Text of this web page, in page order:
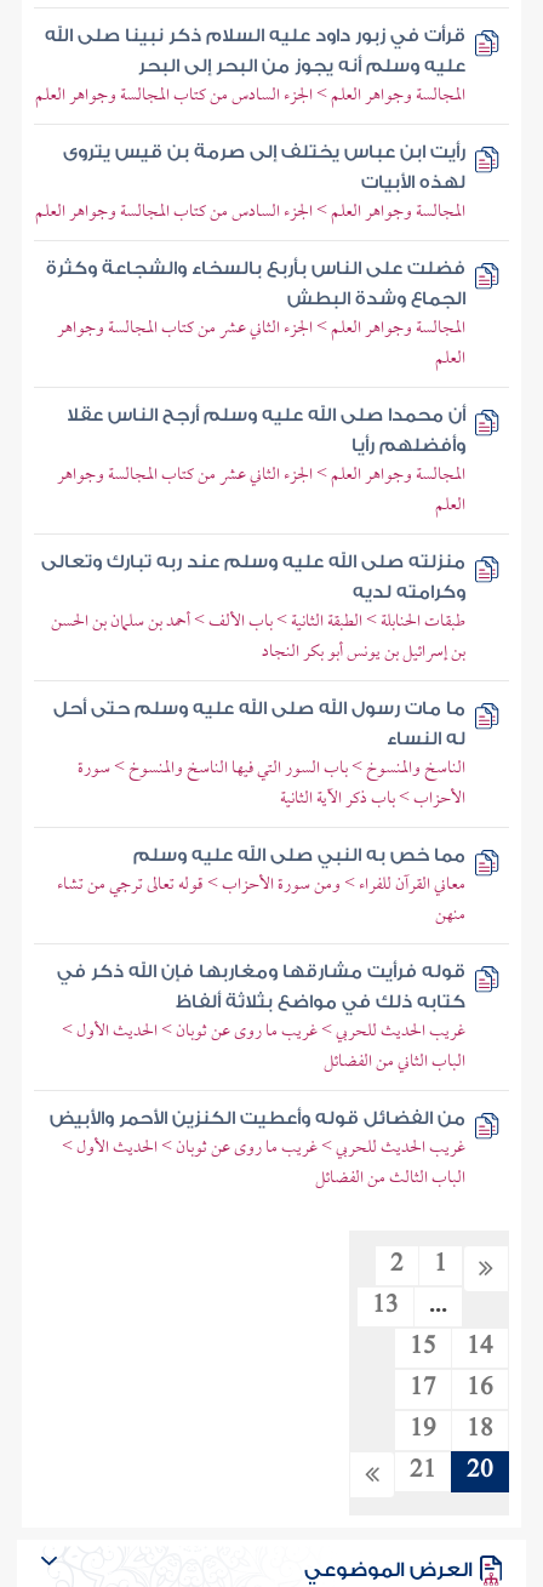
قرأت في زبور داود عليه السلام ذكر نبينا صلى الله
عليه وسلم أنه يجوز من البحر إلى البحر
المجالسة وجواهر العلم > الجزء السادس من كتاب المجالسة وجواهر العلم
رأيت ابن عباس يختلف إلى صرمة بن قيس يتروى
لهذه الأبيات
المجالسة وجواهر العلم > الجزء السادس من كتاب المجالسة وجواهر العلم
فضلت على الناس بأربع بالسخاء والشجاعة وكثرة
الجماع وشدة البطش
المجالسة وجواهر العلم > الجزء الثاني عشر من كتاب المجالسة وجواهر
العلم
أن محمدا صلى الله عليه وسلم أرجح الناس عقلا
وأفضلهم رأيا
المجالسة وجواهر العلم > الجزء الثاني عشر من كتاب المجالسة وجواهر
العلم
منزلته صلى الله عليه وسلم عند ربه تبارك وتعالى
وكرامته لديه
طبقات الحنابلة > الطبقة الثانية > باب الألف > أحمد بن سلمان بن الحسن
بن إسرائيل بن يونس أبو بكر النجاد
ما مات رسول الله صلى الله عليه وسلم حتى أحل
له النساء
الناسخ والمنسوخ > باب السور التي فيها الناسخ والمنسوخ > سورة
الأحزاب > باب ذكر الآية الثانية
مما خص به النبي صلى الله عليه وسلم
معاني القرآن للفراء > ومن سورة الأحزاب > قوله تعالى ترجي من تشاء
منهن
قوله فرأيت مشارقها ومغاربها فإن الله ذكر في
كتابه ذلك في مواضع بثلاثة ألفاظ
غريب الحديث للحربي > غريب ما روى عن ثوبان > الحديث الأول >
الباب الثاني من الفضائل
من الفضائل قوله وأعطيت الكنزين الأحمر والأبيض
غريب الحديث للحربي > غريب ما روى عن ثوبان > الحديث الأول >
الباب الثالث من الفضائل
1
2
...
13
14
15
16
17
18
19
20
21
العرض الموضوعي